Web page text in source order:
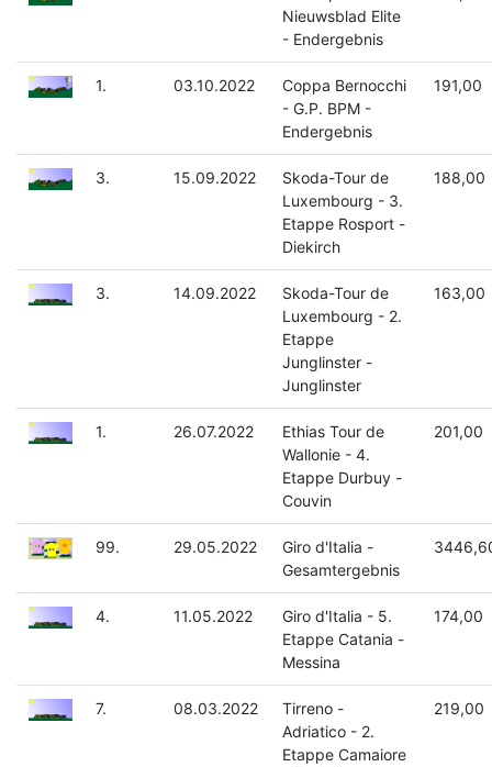
Nieuwsblad Elite
- Endergebnis
1. 03.10.2022
Coppa Bernocchi
- G.P. BPM -
Endergebnis
191,00
3. 15.09.2022
Skoda-Tour de
Luxembourg - 3.
Etappe Rosport -
Diekirch
188,00
3. 14.09.2022
Skoda-Tour de
Luxembourg - 2.
Etappe
Junglinster -
Junglinster
163,00
1. 26.07.2022
Ethias Tour de
Wallonie - 4.
Etappe Durbuy -
Couvin
201,00
99. 29.05.2022
Giro d'Italia -
Gesamtergebnis
4. 11.05.2022
Giro d'Italia - 5.
Etappe Catania -
Messina
174,00
7. 08.03.2022
Tirreno -
Adriatico - 2.
Etappe Camaiore
219,00